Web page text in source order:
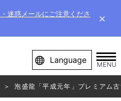
迷惑メールにご注意くださ
×
Language MENU
泡盛龍「平成元年」プレミアム